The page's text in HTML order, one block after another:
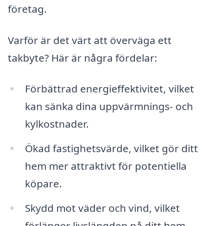
företag.
Varför är det värt att överväga ett
takbyte? Här är några fördelar:
Förbättrad energieffektivitet, vilket
kan sänka dina uppvärmnings- och
kylkostnader.
Ökad fastighetsvärde, vilket gör ditt
hem mer attraktivt för potentiella
köpare.
Skydd mot väder och vind, vilket